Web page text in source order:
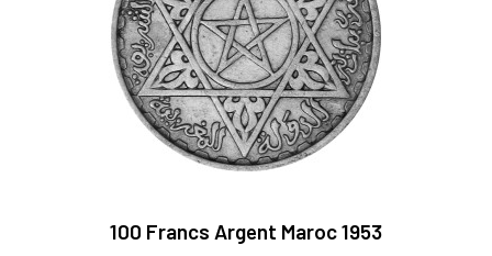
100 Francs Argent Maroc 1953